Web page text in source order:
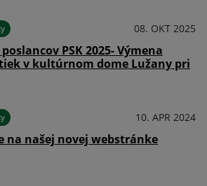
08. OKT 2025
PSK 2025- Výmena
v kultúrnom dome Lužany pri
10. APR 2024
na našej novej webstránke